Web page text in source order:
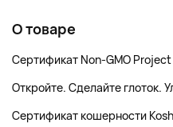
О товаре
Сертификат Non-GMO
Откройте. Сделайте глоток.
Сертификат кошерности